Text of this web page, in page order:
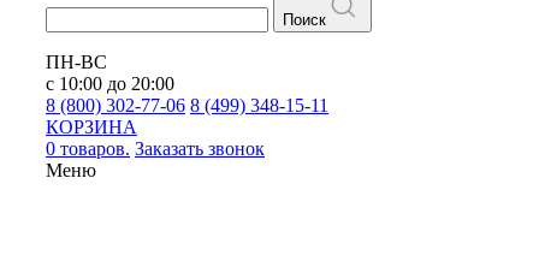
Поиск
ПН-ВС
с 10:00 до 20:00
8 (800) 302-77-06 8 (499) 348-15-11
КОРЗИНА
0 товаров. Заказать звонок
Меню